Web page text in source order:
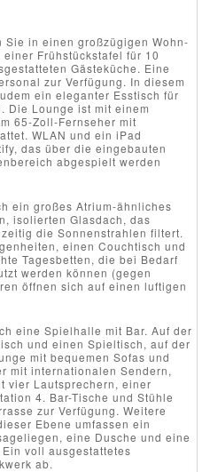
in einen großzügigen Wohn-
Frühstückstafel für 10
Gästeküche. Eine
zur Verfügung. In diesem
ein eleganter Esstisch für
Die Lounge ist mit einem
65-Zoll-Fernseher mit
WLAN und ein iPad
das über die eingebauten
abgespielt werden
ein großes Atrium-ähnliches
isolierten Glasdach, das
die Sonnenstrahlen filtert.
einen Couchtisch und
Tagesbetten, die bei Bedarf
werden können (gegen
öffnen sich auf einen luftigen
eine Spielhalle mit Bar. Auf der
und einen Spieltisch, auf der
mit bequemen Sofas und
mit internationalen Sendern,
vier Lautsprechern, einer
4. Bar-Tische und Stühle
zur Verfügung. Weitere
Ebene umfassen ein
eine Dusche und eine
voll ausgestattetes
ab.